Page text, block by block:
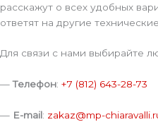
расскажут о всех удобных
ответят на другие
Для связи с нами выбирайте
—Телефон: +7 (812) 643-28-73
— E-mail: zakaz@mp-